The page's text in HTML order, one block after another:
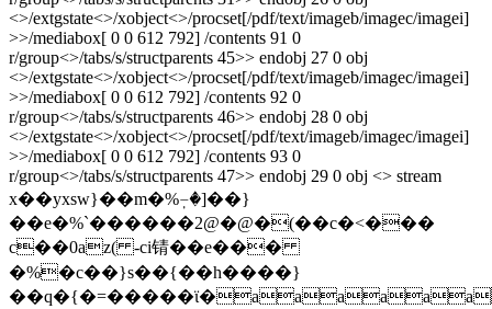
<>/extgstate<>/xobject<>/procset[/pdf/text/imageb/imagec/imagei]
>>/mediabox[ 0 0 612 792] /contents 91 0
r/group<>/tabs/s/structparents 45>> endobj 27 0 obj
<>/extgstate<>/xobject<>/procset[/pdf/text/imageb/imagec/imagei]
>>/mediabox[ 0 0 612 792] /contents 92 0
r/group<>/tabs/s/structparents 46>> endobj 28 0 obj
<>/extgstate<>/xobject<>/procset[/pdf/text/imageb/imagec/imagei]
>>/mediabox[ 0 0 612 792] /contents 93 0
r/group<>/tabs/s/structparents 47>> endobj 29 0 obj <> stream
x��yxsw}��m�%ٖ-ٖ�]��}
��e�%ˋ������2@�@�(��c�<���
c��0az( -ci锖��e���
�%�c��}s��{��h����}